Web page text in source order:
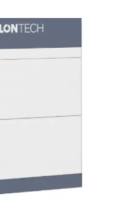
A/S må kontakte mig på email,
app, brev, notifikationer og
Markedsføringen kan indeholde
varmepumper, energi-
solceller. Hvis det alligevel ikke er